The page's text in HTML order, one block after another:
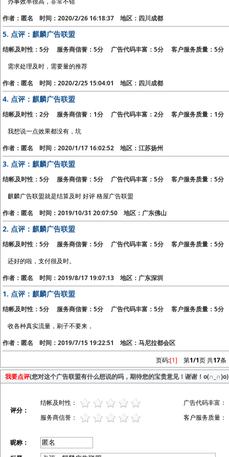
作者：匿名 时间：2020/2/26 16:18:37 地区：四川成都
5. 点评：麒麟广告联盟
结帐及时性：5分 服务商信誉：5分 广告代码丰富：5分 客户服务质量：5分
需求处理及时，需要量的推荐
作者：匿名 时间：2020/2/25 15:04:01 地区：四川成都
4. 点评：麒麟广告联盟
结帐及时性：2分 服务商信誉：1分 广告代码丰富：2分 客户服务质量：1分
我想说一点效果都没有，坑
作者：匿名 时间：2020/1/17 16:02:52 地区：江苏扬州
3. 点评：麒麟广告联盟
结帐及时性：5分 服务商信誉：5分 广告代码丰富：5分 客户服务质量：5分
麒麟广告联盟就是结算及时 好评 格屋广告联盟
作者：匿名 时间：2019/10/31 20:07:50 地区：广东佛山
2. 点评：麒麟广告联盟
结帐及时性：5分 服务商信誉：5分 广告代码丰富：5分 客户服务质量：5分
还好的啦，支付很及时。
作者：匿名 时间：2019/8/17 19:07:13 地区：广东深圳
1. 点评：麒麟广告联盟
结帐及时性：5分 服务商信誉：5分 广告代码丰富：5分 客户服务质量：5分
收各种真实流量，刷子不要来，
作者：匿名 时间：2019/7/15 19:22:51 地区：马尼拉都会区
页码:[1] 第1/1页 共17条
我要点评(您对这个广告联盟有什么想说的吗，期待您的宝贵意见！谢谢！o(∩_∩)o)
评分：
结帐及时性：
广告代码丰富：
服务商信誉：
客户服务质量：
昵称：